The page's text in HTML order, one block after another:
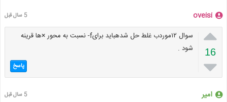
oveisi 5 سال قبل

16

سوال ۱۲موردب غلط حل شدهباید برایf- نسبت به محور ×ها قرینه
شود .
پاسخ
امیر 5 سال قبل